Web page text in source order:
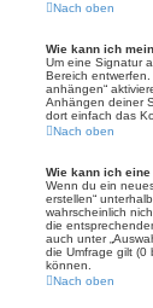
Nach oben
Wie kann ich
Um eine Signatur
Bereich
anhängen“
Anhängen deiner
dort einfach das
Nach oben
Wie kann ich
Wenn du ein
erstellen“
wahrscheinlich
die
auch unter
die Umfrage gilt (0
können.
Nach oben